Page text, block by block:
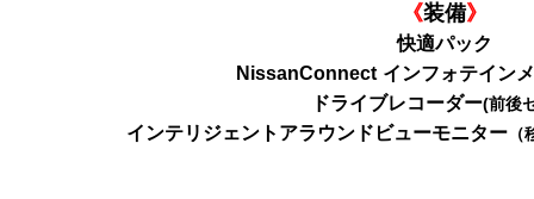
《装備》
快適パック
NissanConnect インフォテイン
ドライブレコーダー(前後
インテリジェントアラウンドビューモニター